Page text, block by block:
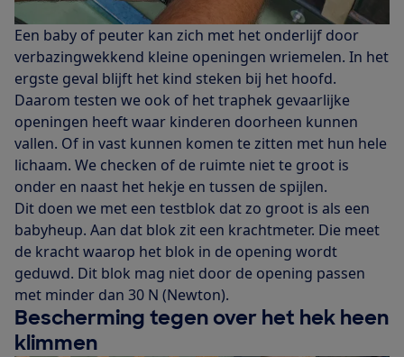
Een baby of peuter kan zich met het onderlijf door
verbazingwekkend kleine openingen wriemelen. In het
ergste geval blijft het kind steken bij het hoofd.
Daarom testen we ook of het traphek gevaarlijke
openingen heeft waar kinderen doorheen kunnen
vallen. Of in vast kunnen komen te zitten met hun hele
lichaam. We checken of de ruimte niet te groot is
onder en naast het hekje en tussen de spijlen.
Dit doen we met een testblok dat zo groot is als een
babyheup. Aan dat blok zit een krachtmeter. Die meet
de kracht waarop het blok in de opening wordt
geduwd. Dit blok mag niet door de opening passen
met minder dan 30 N (Newton).
Bescherming tegen over het hek heen
klimmen